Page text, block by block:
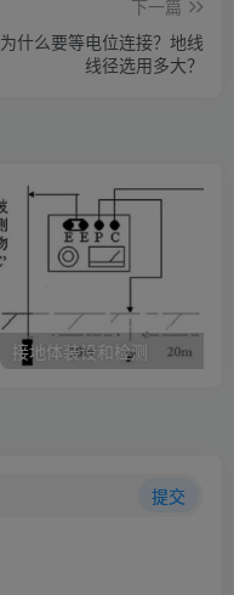
下一篇
为什么要等电位连接？地线
线径选用多大？
接地体装设和检测
提交